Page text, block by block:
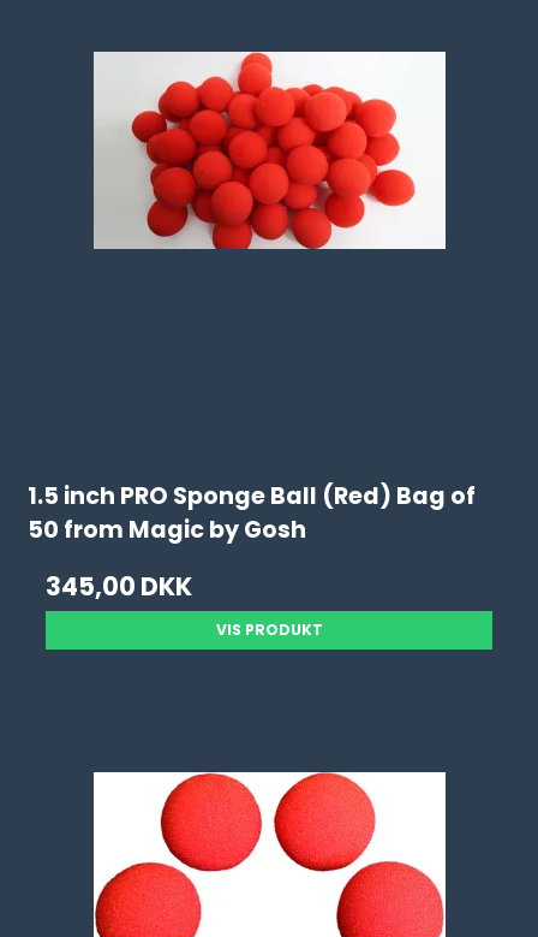
1.5 inch PRO Sponge Ball (Red) Bag of
50 from Magic by Gosh
345,00 DKK
VIS PRODUKT